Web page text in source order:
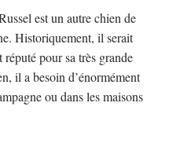
est un autre chien de
Historiquement, il serait
pour sa très grande
il a besoin d’énormément
ou dans les maisons